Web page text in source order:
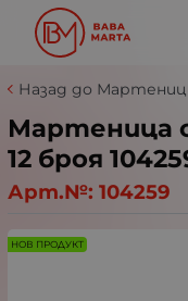
Назад до
Мартеница
12 броя
Арт.№: 104259
НОВ ПРОДУКТ